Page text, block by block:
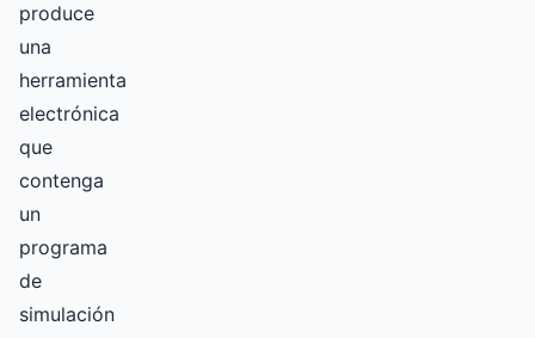
produce
una
herramienta
electrónica
que
contenga
un
programa
de
simulación